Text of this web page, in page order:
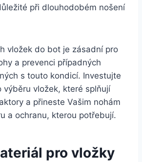
při dlouhodobém nošení
vložek do bot je zásadní pro
a prevenci případných
s touto kondicí. Investujte
výběru vložek, které splňují
a přineste Vašim nohám
a ochranu, kterou potřebují.
pro vložky